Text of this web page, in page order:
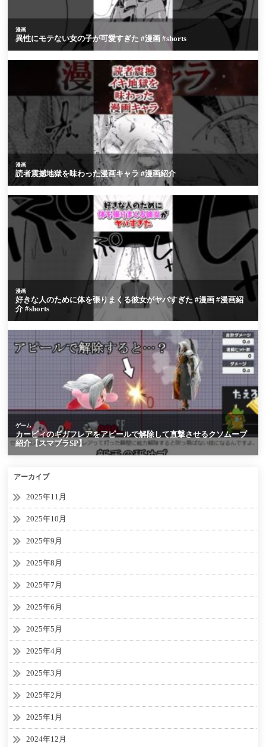
アーカイブ
2025年11月
2025年10月
2025年9月
2025年8月
2025年7月
2025年6月
2025年5月
2025年4月
2025年3月
2025年2月
2025年1月
2024年12月